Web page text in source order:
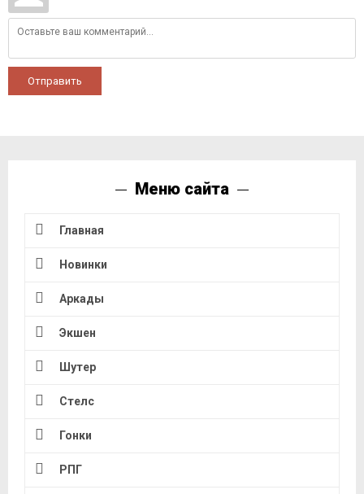
Отправить
Меню сайта
Главная
Новинки
Аркады
Экшен
Шутер
Стелс
Гонки
РПГ